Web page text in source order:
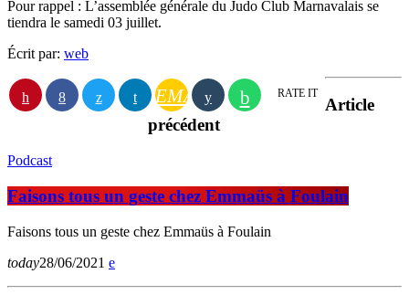
Pour rappel : L’assemblée générale du Judo Club Marnavalais se
tiendra le samedi 03 juillet.
Écrit par: web
EMAIL RATE IT
Article
précédent
Podcast
Faisons tous un geste chez Emmaüs à Foulain
Faisons tous un geste chez Emmaüs à Foulain
today28/06/2021